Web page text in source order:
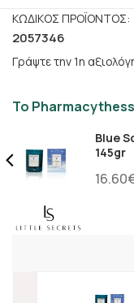
ΚΩΔΙΚΌΣ ΠΡΟΪΌΝΤΟΣ:
2057346
Γράψτε την 1η
Το Pharmacythess
Blue
145gr